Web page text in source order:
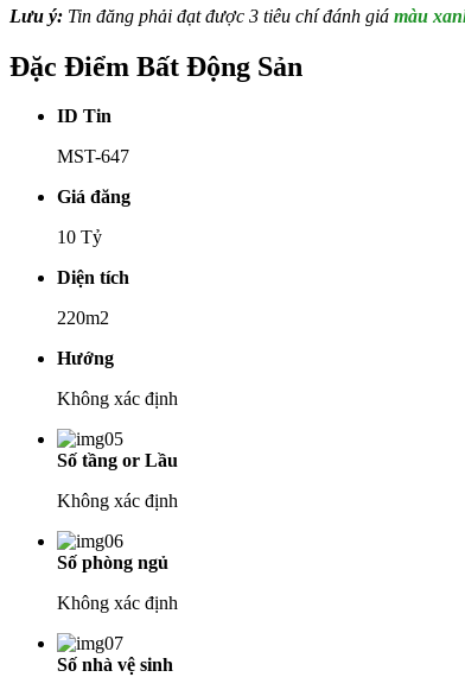
Lưu ý: Tin đăng phải đạt được 3 tiêu chí đánh giá màu
Đặc Điểm Bất Động Sản
ID Tin
MST-647
Giá đăng
10 Tỷ
Diện tích
220m2
Hướng
Không xác định
Số tầng or Lầu
Không xác định
Số phòng ngủ
Không xác định
Số nhà vệ sinh